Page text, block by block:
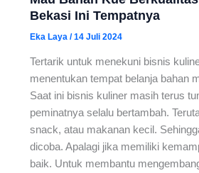
Bekasi Ini Tempatnya
Eka Laya /14 Juli 2024
Tertarik untuk menekuni bisnis
menentukan tempat belanja bahan
Saat ini bisnis kuliner masih terus
peminatnya selalu bertambah.
snack, atau makanan kecil.
dicoba. Apalagi jika memiliki
baik. Untuk membantu